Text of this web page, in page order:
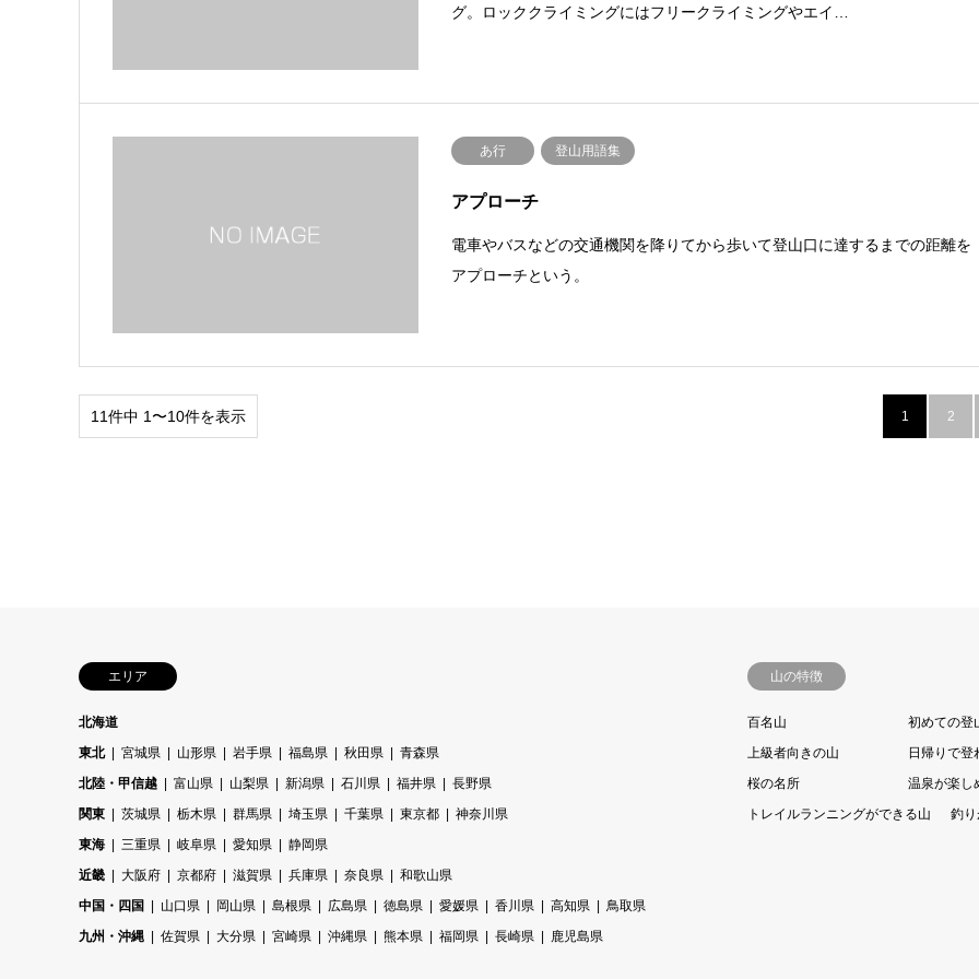
グ。ロッククライミングにはフリークライミングやエイ…
あ行 登山用語集
アプローチ
電車やバスなどの交通機関を降りてから歩いて登山口に達するまでの距離を
アプローチという。
11件中 1〜10件を表示 1 2
エリア
北海道
東北
宮城県 山形県 岩手県 福島県 秋田県
青森県
北陸・甲信越
富山県 山梨県 新潟県 石川県 福井県
長野県
関東
茨城県 栃木県 群馬県 埼玉県 千葉県 東京都
神奈川県
東海
三重県 岐阜県 愛知県
静岡県
近畿
大阪府 京都府 滋賀県 兵庫県 奈良県
和歌山県
中国・四国
山口県 岡山県 島根県 広島県 徳島県 愛媛県 香川県 高知県
鳥取県
九州・沖縄
佐賀県 大分県 宮崎県 沖縄県 熊本県 福岡県 長崎県 鹿児島県
山の特徴
百名山
初めての登
上級者向きの山
日帰りで登
桜の名所
温泉が楽し
トレイルランニングができる山
釣